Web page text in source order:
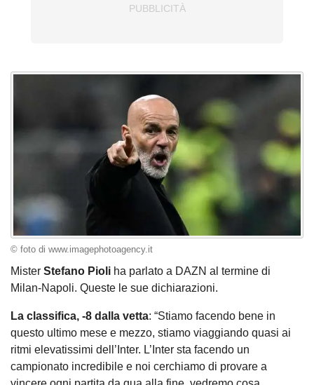
© foto di www.imagephotoagency.it
Mister Stefano Pioli ha parlato a DAZN al termine di
Milan-Napoli. Queste le sue dichiarazioni.
La classifica, -8 dalla vetta: “Stiamo facendo bene in
questo ultimo mese e mezzo, stiamo viaggiando quasi ai
ritmi elevatissimi dell’Inter. L’Inter sta facendo un
campionato incredibile e noi cerchiamo di provare a